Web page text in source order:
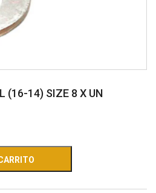
(16-14) SIZE 8 X UN